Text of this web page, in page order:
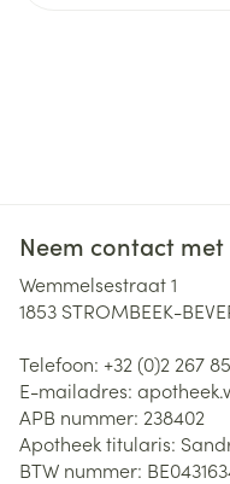
Neem contact
Wemmelsestraat 1
1853 STROMBEEK-
Telefoon: +32 (0)2 267
E-mailadres:
APB nummer: 238402
Apotheek titularis:
BTW nummer: